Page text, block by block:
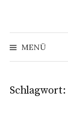
MENÜ
Schlagwort: